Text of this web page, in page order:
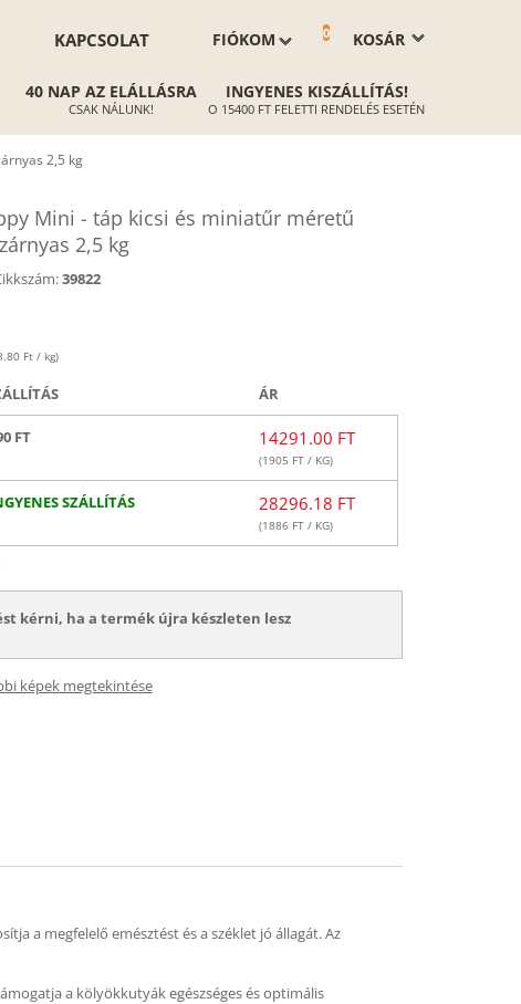
KOSÁR
0
FIÓKOM
KAPCSOLAT
40 NAP AZ ELÁLLÁSRA
CSAK NÁLUNK!
INGYENES KISZÁLLÍTÁS!
O 15400 FT FELETTI RENDELÉS ESETÉN
2,5 kg
Mini - táp kicsi és miniatűr méretű
2,5 kg
39822
Ft / kg)
ÁR
FT 14291.00 FT
(1905 FT / KG)
SZÁLLÍTÁS 28296.18 FT
(1886FT / KG)
kérni, ha a termék újra készleten lesz
képek megtekintése
a megfelelő emésztést és a széklet jó állagát. Az
a kölyökkutyák egészséges és optimális